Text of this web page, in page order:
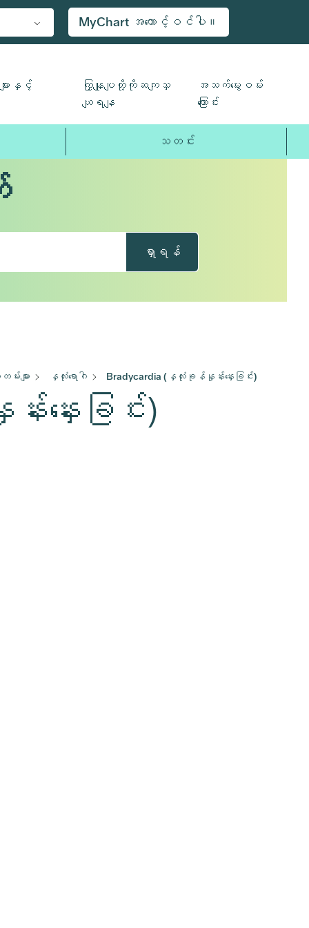
MyChart အကောင့်ဝင်ပါ။
ားနှင့်
ကြှနျုပျတို့ကိုဆကျသှ
ယျရနျ
အသက်မွေးဝမ်း
ကြောင်း
သတင်း
ရှာရန်
များ နှလုံးရောဂါ Bradycardia (နှလုံးခုန်နှုန်းနှေးခြင်း)
ေးခြင်း)